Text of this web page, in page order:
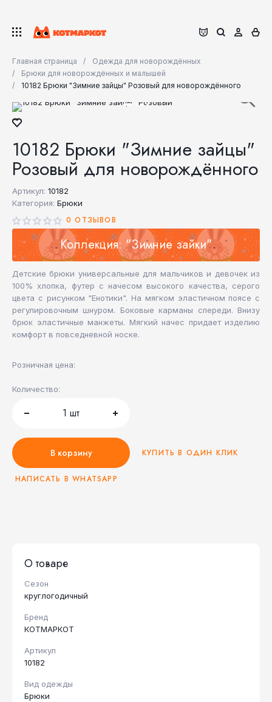
Главная страница
Одежда для новорождённых
Брюки для новорождённых и малышей
10182 Брюки "Зимние зайцы" Розовый для новорождённого
10182 Брюки "Зимние зайцы"
Розовый для новорождённого
Артикул: 10182
Категория: Брюки
0 ОТЗЫВОВ
Коллекция: "Зимние зайки"
Детские брюки универсальные для мальчиков и девочек из
100% хлопка, футер с начесом высокого качества, серого
цвета с рисунком "Енотики". На мягком эластичном поясе с
регулировочным шнуром. Боковые карманы спереди. Внизу
брюк эластичные манжеты. Мягкий начес придает изделию
комфорт в повседневной носке.
Розничная цена:
Количество:
1 шт
В корзину КУПИТЬ В ОДИН КЛИК
НАПИСАТЬ В WHATSAPP
О товаре
Сезон
круглогодичный
Бренд
КОТМАРКОТ
Артикул
10182
Вид одежды
Брюки